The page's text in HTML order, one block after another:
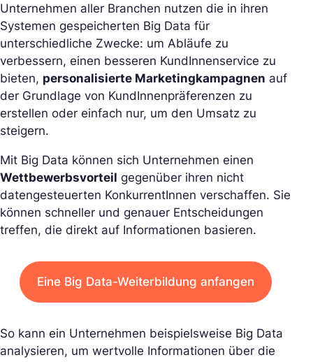
Unternehmen aller Branchen nutzen die in ihren
Systemen gespeicherten Big Data für
unterschiedliche Zwecke: um Abläufe zu
verbessern, einen besseren KundInnenservice zu
bieten, personalisierte Marketingkampagnen auf
der Grundlage von KundInnenpräferenzen zu
erstellen oder einfach nur, um den Umsatz zu
steigern.
Mit Big Data können sich Unternehmen einen
Wettbewerbsvorteil gegenüber ihren nicht
datengesteuerten KonkurrentInnen verschaffen. Sie
können schneller und genauer Entscheidungen
treffen, die direkt auf Informationen basieren.
Eine Big Data-Weiterbildung anfangen
So kann ein Unternehmen beispielsweise Big Data
analysieren, um wertvolle Informationen über die